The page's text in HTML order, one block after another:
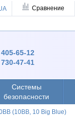
Сравнение
65-12
47-41
Системы
безопасности
(10ВВ, 10 Big Blue)